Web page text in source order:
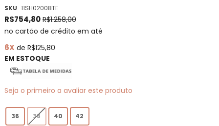
SKU 11SH02008TE
R$754,80 R$1.258,00
no cartão de crédito em até
6X de R$125,80
EM ESTOQUE
Seja o primeiro a avaliar este produto
36 38 40 42
o
início
da
de
imagens